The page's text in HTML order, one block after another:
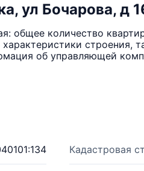
ул Бочарова, д
количество
строения,
об управляющей
Кадастровая